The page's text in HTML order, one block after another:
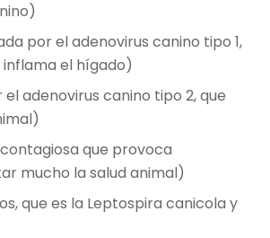
por el adenovirus canino tipo 1,
el hígado)
adenovirus canino tipo 2, que
que provoca
mucho la salud animal)
que es la Leptospira canicola y